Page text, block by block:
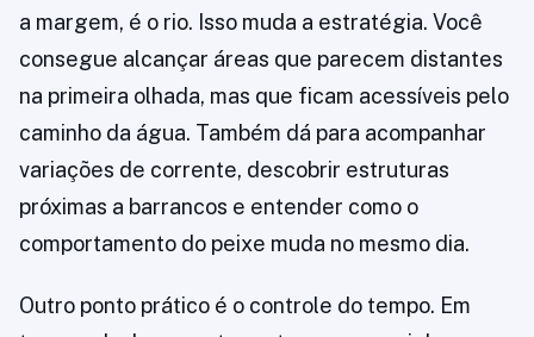
a margem, é o rio. Isso muda a estratégia. Você
consegue alcançar áreas que parecem distantes
na primeira olhada, mas que ficam acessíveis pelo
caminho da água. Também dá para acompanhar
variações de corrente, descobrir estruturas
próximas a barrancos e entender como o
comportamento do peixe muda no mesmo dia.
Outro ponto prático é o controle do tempo. Em